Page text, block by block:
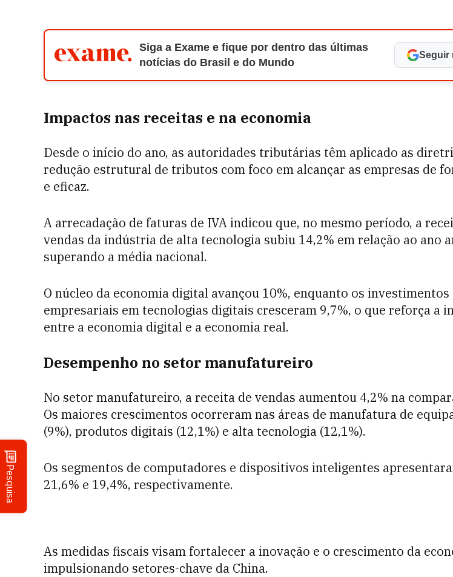
Pesquisa
Siga a Exame e fique por dentro das últimas
notícias do Brasil e do Mundo
Seguir
Impactos nas receitas e na economia
Desde o início do ano, as autoridades tributárias têm aplicado as
redução estrutural de tributos com foco em alcançar as empresas de
e eficaz.
A arrecadação de faturas de IVA indicou que, no mesmo período, a
vendas da indústria de alta tecnologia subiu 14,2% em relação ao ano
superando a média nacional.
O núcleo da economia digital avançou 10%, enquanto os investimentos
empresariais em tecnologias digitais cresceram 9,7%, o que reforça a
entre a economia digital e a economia real.
Desempenho no setor manufatureiro
No setor manufatureiro, a receita de vendas aumentou 4,2% na
Os maiores crescimentos ocorreram nas áreas de manufatura de
(9%), produtos digitais (12,1%) e alta tecnologia (12,1%).
Os segmentos de computadores e dispositivos inteligentes
21,6% e 19,4%, respectivamente.
As medidas fiscais visam fortalecer a inovação e o crescimento da
impulsionando setores-chave da China.